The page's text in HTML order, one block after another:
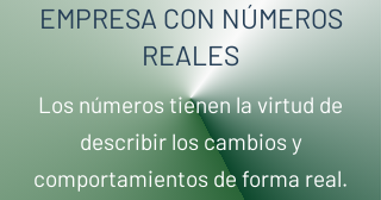
EMPRESA CON NÚMEROS
REALES
Los números tienen la virtud de
describir los cambios y
comportamientos de forma real.